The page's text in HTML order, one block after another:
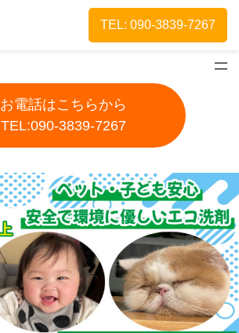
TEL: 090-3839-7267
お電話はこちらから
TEL:090-3839-7267